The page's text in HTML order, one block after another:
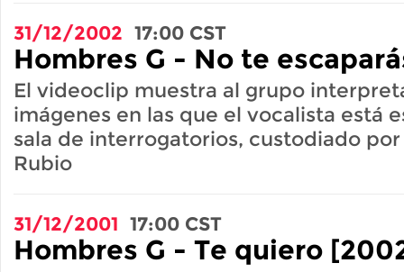
31/12/2002 17:00 CST
Hombres G - No te
El videoclip muestra al grupo
imágenes en las que el vocalista está
sala de interrogatorios, custodiado
Rubio
31/12/2001 17:00 CST
Hombres G - Te quiero